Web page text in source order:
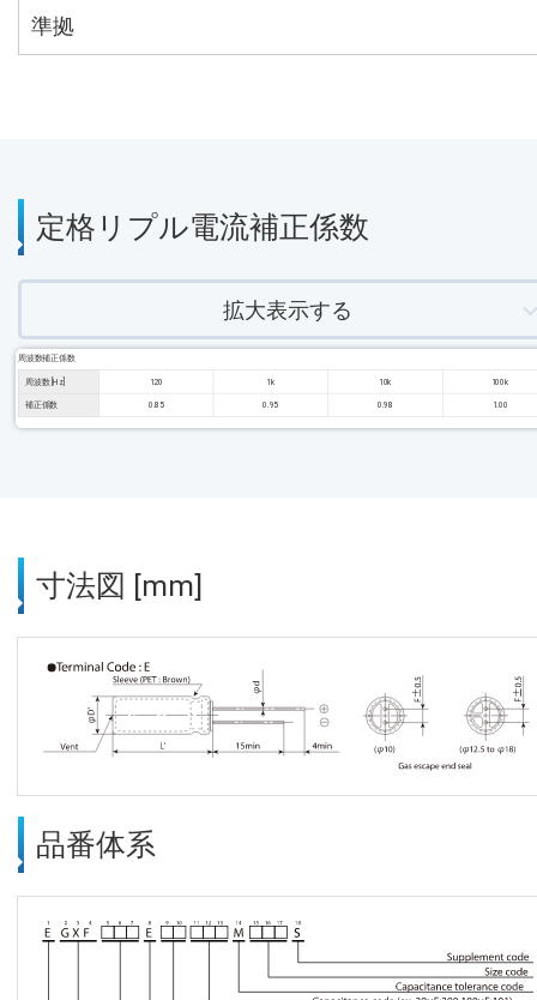
準拠
定格リプル電流補正係数
拡大表示する
周波数補正係数
周波数 [Hz] 120 1k 10k 100k
補正係数 0.85 0.95 0.98 1.00
寸法図 [mm]
品番体系